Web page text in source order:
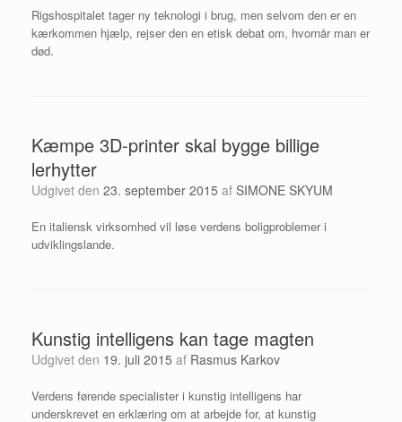
Rigshospitalet tager ny teknologi i brug, men selvom den er en
kærkommen hjælp, rejser den en etisk debat om, hvornår man er
død.
Kæmpe 3D-printer skal bygge billige
lerhytter
Udgivet den 23. september 2015 af SIMONE SKYUM
En italiensk virksomhed vil løse verdens boligproblemer i
udviklingslande.
Kunstig intelligens kan tage magten
Udgivet den 19. juli 2015 af Rasmus Karkov
Verdens førende specialister i kunstig intelligens har
underskrevet en erklæring om at arbejde for, at kunstig